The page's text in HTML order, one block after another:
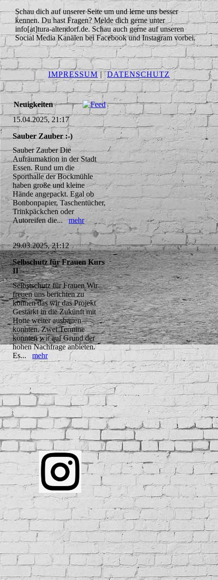
Schau dich auf unserer Seite um und lerne uns besser
kennen. Du hast Fragen? Melde dich gerne unter
info[at]tura-altendorf.de. Schau auch gerne auf unseren
Social Media Kanälen bei Facebook und Instagram vorbei.
IMPRESSUM |DATENSCHUTZ
Neuigkeiten
15.04.2025, 21:17
Sauber Zauber :-)
Sauber Zauber Die
Aufräumaktion in der Stadt
Essen. Rund um die
Sporthalle der Bockmühle
haben große und kleine
Hände angepackt. Egal ob
Bonbonpapier, Taschentücher,
Trinkpäckchen oder
Autoreifen die...mehr
29.03.2025, 21:12
Selbschutz für Frauen Kurs
II
Selbstschutz für Frauen Wir
freuen uns berichten zu
können das wir das Projekt
Gestärkt in die Zukunft mit
Hotte weiter ausbauen
konnten. Zwei Termine
konnten wir auf Grund der
hohen Nachfrage anbieten.
Es...mehr